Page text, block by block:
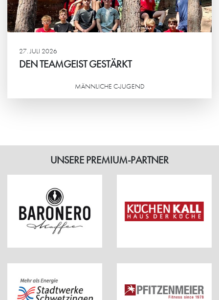
27. JULI 2026
DEN TEAMGEIST GESTÄRKT
MÄNNLICHE C-JUGEND
UNSERE PREMIUM-PARTNER